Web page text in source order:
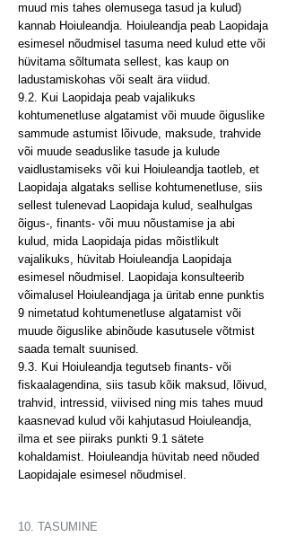
muud mis tahes olemusega tasud ja kulud)
kannab Hoiuleandja. Hoiuleandja peab Laopidaja
esimesel nõudmisel tasuma need kulud ette või
hüvitama sõltumata sellest, kas kaup on
ladustamiskohas või sealt ära viidud.
9.2. Kui Laopidaja peab vajalikuks
kohtumenetluse algatamist või muude õiguslike
sammude astumist lõivude, maksude, trahvide
või muude seaduslike tasude ja kulude
vaidlustamiseks või kui Hoiuleandja taotleb, et
Laopidaja algataks sellise kohtumenetluse, siis
sellest tulenevad Laopidaja kulud, sealhulgas
õigus-, finants- või muu nõustamise ja abi
kulud, mida Laopidaja pidas mõistlikult
vajalikuks, hüvitab Hoiuleandja Laopidaja
esimesel nõudmisel. Laopidaja konsulteerib
võimalusel Hoiuleandjaga ja üritab enne punktis
9 nimetatud kohtumenetluse algatamist või
muude õiguslike abinõude kasutusele võtmist
saada temalt suunised.
9.3. Kui Hoiuleandja tegutseb finants- või
fiskaalagendina, siis tasub kõik maksud, lõivud,
trahvid, intressid, viivised ning mis tahes muud
kaasnevad kulud või kahjutasud Hoiuleandja,
ilma et see piiraks punkti 9.1 sätete
kohaldamist. Hoiuleandja hüvitab need nõuded
Laopidajale esimesel nõudmisel.
10. TASUMINE